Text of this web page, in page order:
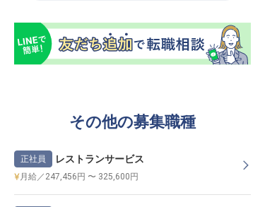
その他の募集職種
正社員 レストランサービス
月給／247,456円 〜 325,600円